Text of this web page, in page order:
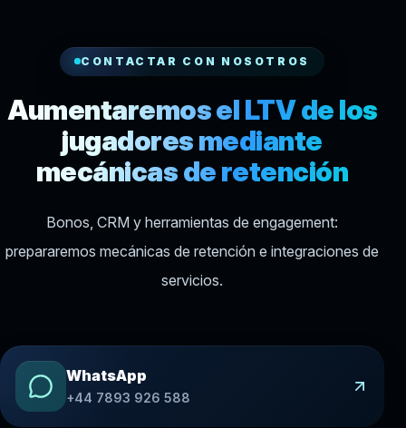
CONTACTAR CON NOSOTROS
Aumentaremos el LTV de los
jugadores mediante
mecánicas de retención
Bonos, CRM y herramientas de engagement:
prepararemos mecánicas de retención e integraciones de
servicios.
WhatsApp
+44 7893 926 588